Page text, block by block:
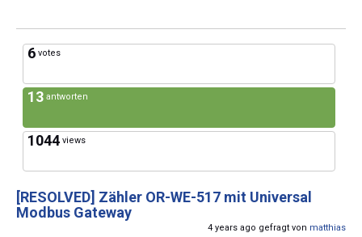
6 votes
13 antworten
1044 views
[RESOLVED] Zähler OR-WE-517 mit Universal
Modbus Gateway
4 years ago gefragt von matthias